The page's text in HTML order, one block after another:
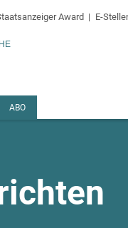
Award E-
ABO